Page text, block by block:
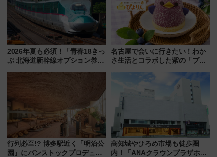
2026年夏も必須！「青春18きっ
ぷ 北海道新幹線オプション券」
名古屋で会いに行きたい！わか
さ生活とコラボした紫の「ブル
行列必至!? 博多駅近く「明治公
園」にパンストックプロデュー
高知城やひろめ市場も徒歩圏
内！「ANAクラウンプラザホテ